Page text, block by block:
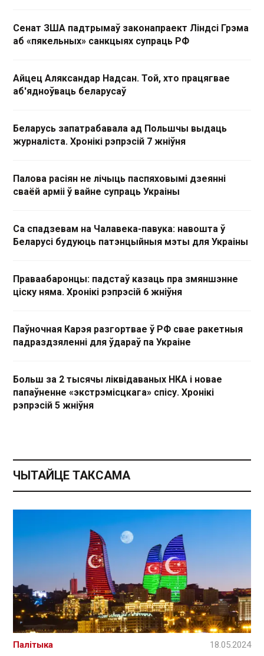
Сенат ЗША падтрымаў законапраект Ліндсі Грэма
аб «пякельных» санкцыях супраць РФ
Айцец Аляксандар Надсан. Той, хто працягвае
аб'ядноўваць беларусаў
Беларусь запатрабавала ад Польшчы выдаць
журналіста. Хронікі рэпрэсій 7 жніўня
Палова расіян не лічыць паспяховымі дзеянні
сваёй арміі ў вайне супраць Украіны
Са спадзевам на Чалавека-павука: навошта ў
Беларусі будуюць патэнцыйныя мэты для Украіны
Праваабаронцы: падстаў казаць пра змяншэнне
ціску няма. Хронікі рэпрэсій 6 жніўня
Паўночная Карэя разгортвае ў РФ свае ракетныя
падраздзяленні для ўдараў па Украіне
Больш за 2 тысячы ліквідаваных НКА і новае
папаўненне «экстрэмісцкага» спісу. Хронікі
рэпрэсій 5 жніўня
ЧЫТАЙЦЕ ТАКСАМА
Палітыка 18.05.2024